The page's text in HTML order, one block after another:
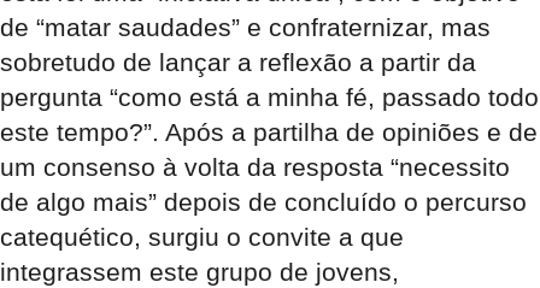
de “matar saudades” e confraternizar, mas
sobretudo de lançar a reflexão a partir da
pergunta “como está a minha fé, passado todo
este tempo?”. Após a partilha de opiniões e de
um consenso à volta da resposta “necessito
de algo mais” depois de concluído o percurso
catequético, surgiu o convite a que
integrassem este grupo de jovens,